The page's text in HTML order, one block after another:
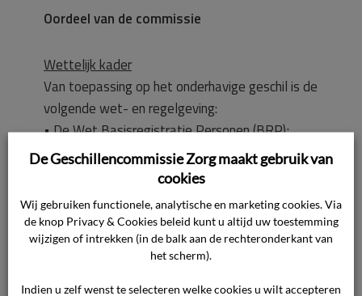
Oordeel van de commissie
Wettelijk kader
Van toepassing op het onderhavige geschil is de
volgende wet- en regelgeving:
• De Wet Basisregistratie Personen (BRP);
• De Jeugdwet, in het bijzonder de
begripsbepalingen in artikel 1.1 van hoofdstuk 1
betreffende het woonplaatsbeginsel;
• De Wet wijziging woonplaatsbeginsel.
Het woonplaatsbeginsel in de Jeugdwet regelt
welke gemeente financieel verantwoordelijk is
De Geschillencommissie Zorg maakt gebruik van
cookies
Wij gebruiken functionele, analytische en marketing cookies. Via
de knop Privacy & Cookies beleid kunt u altijd uw toestemming
wijzigen of intrekken (in de balk aan de rechteronderkant van
het scherm).
Indien u zelf wenst te selecteren welke cookies u wilt accepteren